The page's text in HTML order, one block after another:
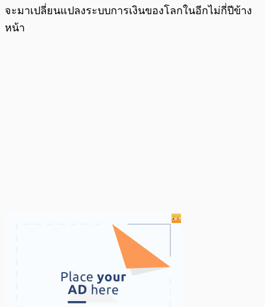
จะมาเปลี่ยนแปลงระบบการเงินของโลกในอีกไม่กี่ปีข้าง
หน้า